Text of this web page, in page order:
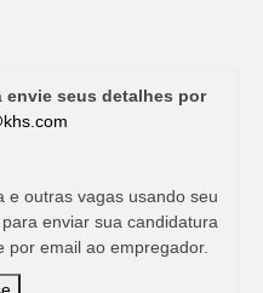
envie seus detalhes por
e outras vagas usando seu
enviar sua candidatura
por email ao empregador.